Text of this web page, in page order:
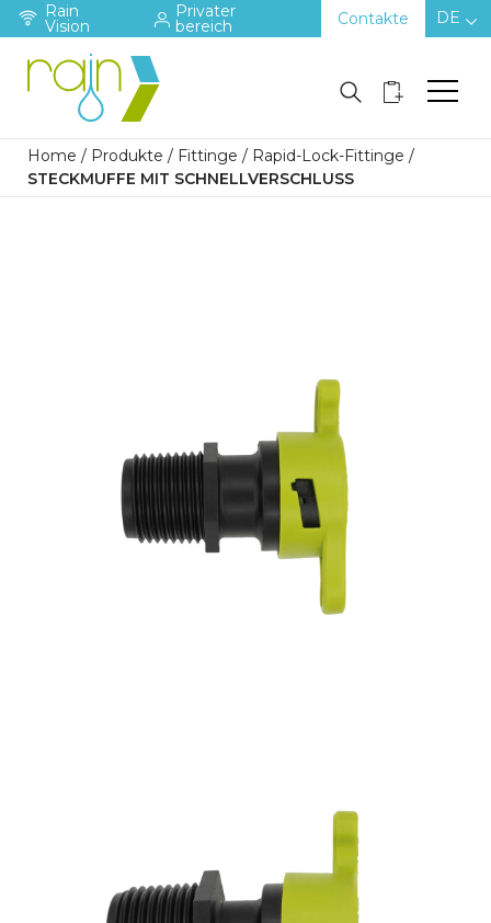
Rain
Vision
Privater
bereich Contakte DE
Home / Produkte / Fittinge / Rapid-Lock-Fittinge /
STECKMUFFE MIT SCHNELLVERSCHLUSS